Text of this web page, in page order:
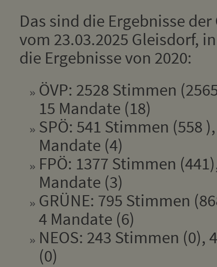
Das sind die Ergebnisse
vom 23.03.2025 Gleisdorf,
die Ergebnisse von 2020:
ÖVP: 2528 Stimmen
15 Mandate (18)
SPÖ: 541 Stimmen (558
Mandate (4)
FPÖ: 1377 Stimmen
Mandate (3)
GRÜNE: 795 Stimmen
4 Mandate (6)
NEOS: 243 Stimmen (0),
(0)